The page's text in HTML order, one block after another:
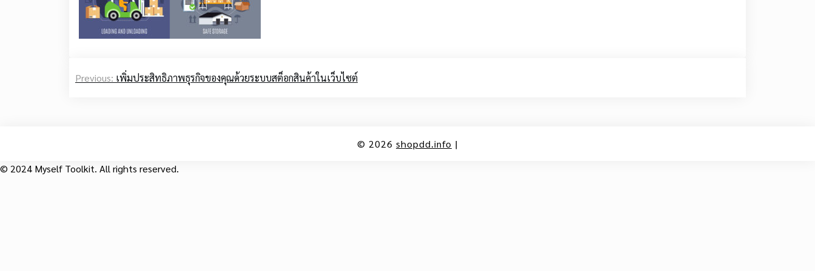
Post
Previous: เพิ่มประสิทธิภาพธุรกิจของคุณด้วยระบบสต็อกสินค้าในเว็บไซต์
© 2026 shopdd.info |
© 2024 Myself Toolkit. All rights reserved.